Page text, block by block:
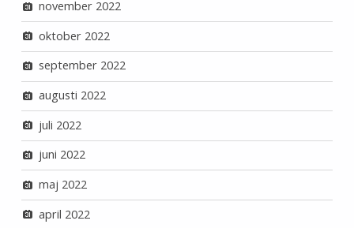
november 2022
oktober 2022
september 2022
augusti 2022
juli 2022
juni 2022
maj 2022
april 2022